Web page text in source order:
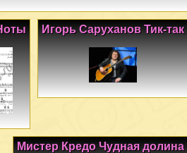
Игорь Саруханов Тик-так
Мистер Кредо Чудная долина